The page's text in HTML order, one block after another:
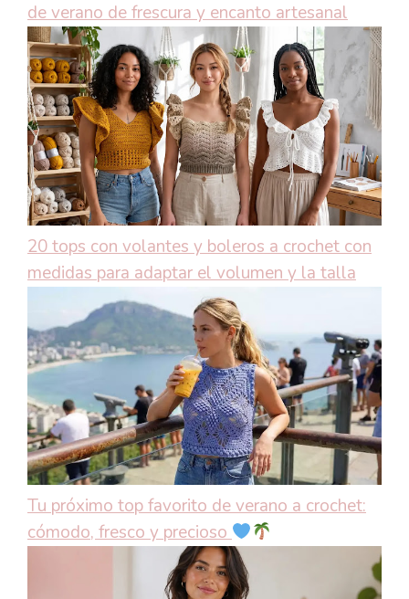
de verano de frescura y encanto artesanal
20 tops con volantes y boleros a crochet con
medidas para adaptar el volumen y la talla
Tu próximo top favorito de verano a crochet:
cómodo, fresco y precioso